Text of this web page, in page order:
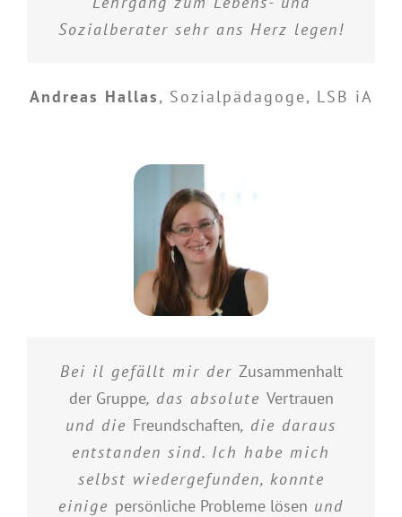
Sozialberater sehr ans Herz legen!
Andreas Hallas, Sozialpädagoge, LSB iA
Bei il gefällt mir der Zusammenhalt
der Gruppe, das absolute Vertrauen
und die Freundschaften, die daraus
entstanden sind. Ich habe mich
selbst wiedergefunden, konnte
einige persönliche Probleme lösen und